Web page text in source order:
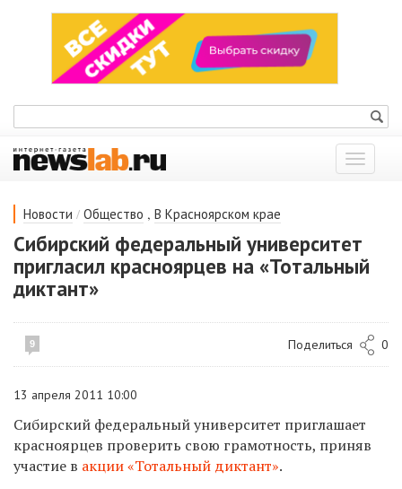
Показать
меню
Новости / Общество , В Красноярском крае
Сибирский федеральный университет
пригласил красноярцев на «Тотальный
диктант»
9 Поделиться 0
13 апреля 2011 10:00
Сибирский федеральный университет приглашает
красноярцев проверить свою грамотность, приняв
участие в акции «Тотальный диктант».